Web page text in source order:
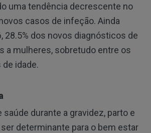
uma tendência decrescente no
casos de infeção. Ainda
28.5% dos novos diagnósticos de
a mulheres, sobretudo entre os
de idade.
saúde durante a gravidez, parto e
determinante para o bem estar